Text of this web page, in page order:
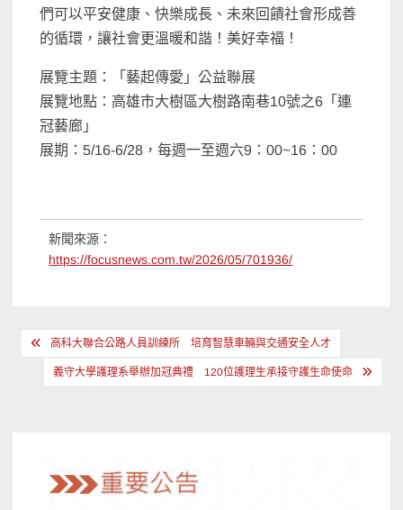
們可以平安健康、快樂成長、未來回饋社會形成善
的循環，讓社會更溫暖和諧！美好幸福！
展覽主題：「藝起傳愛」公益聯展
展覽地點：高雄市大樹區大樹路南巷10號之6「連
冠藝廊」
展期：5/16-6/28，每週一至週六9：00~16：00
新聞來源：
https://focusnews.com.tw/2026/05/701936/
文 高科大聯合公路人員訓練所 培育智慧車輛與交通安全人才
義守大學護理系舉辦加冠典禮 120位護理生承接守護生命使命